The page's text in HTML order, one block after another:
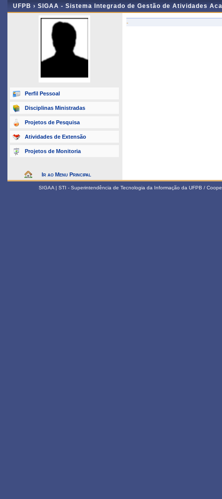
UFPB › SIGAA - Sistema Integrado de Gestão de Atividades
Perfil Pessoal
Disciplinas Ministradas
Projetos de Pesquisa
Atividades de Extensão
Projetos de Monitoria
Ir ao Menu Principal
-
SIGAA | STI - Superintendência de Tecnologia da Informação da UFPB /